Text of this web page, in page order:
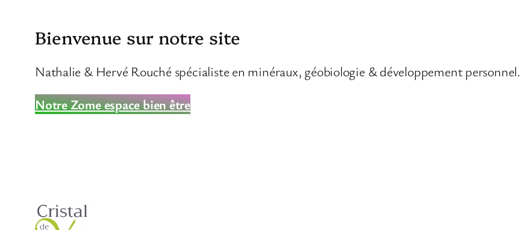
Bienvenue sur notre site
Nathalie & Hervé Rouché spécialiste en minéraux, géobiologie & développement personnel.
Notre Zome espace bien être